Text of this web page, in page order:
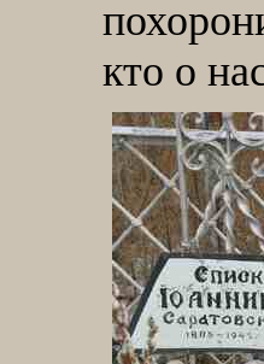
кто о